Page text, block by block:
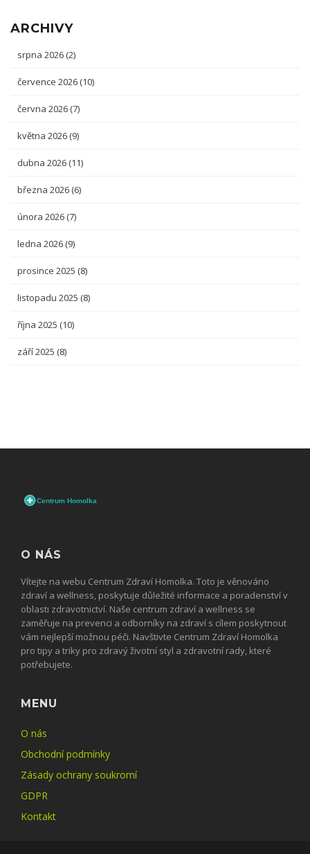
ARCHIVY
srpna 2026 (2)
července 2026 (10)
června 2026 (7)
května 2026 (9)
dubna 2026 (11)
března 2026 (6)
února 2026 (7)
ledna 2026 (9)
prosince 2025 (8)
listopadu 2025 (8)
října 2025 (10)
září 2025 (8)
O NÁS
Vítejte na webu Centrum Zdraví Homolka. Toto je věnováno
zdraví a wellness, poskytuje důležité informace a poradenství v
oblasti zdravotnictví. Naše centrum zdraví a wellness se
zaměřuje na prevenci a odborníky na zdraví s cílem poskytnout
vám nejlepší možnou péči. Navštivte Centrum Zdraví Homolka
pro tipy a triky pro zdravý životní styl a zdravotní rady, které
potřebujete.
MENU
O nás
Obchodní podmínky
Zásady ochrany soukromí
GDPR
Kontakt